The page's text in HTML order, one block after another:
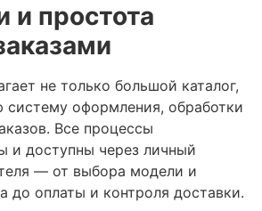
и простота
не только большой каталог,
оформления, обработки
Все процессы
и доступны через личный
— от выбора модели и
до оплаты и контроля доставки.